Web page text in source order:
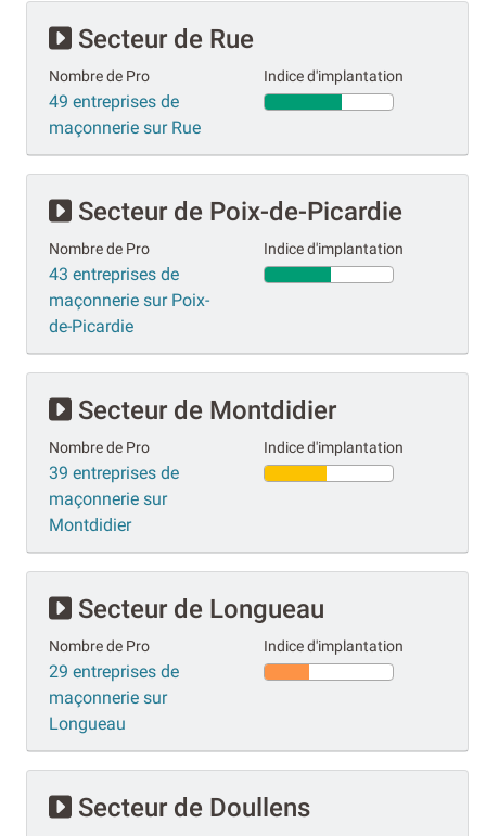
Secteur de Rue
Nombre de Pro
49 entreprises de
maçonnerie sur Rue
Indice d'implantation
Secteur de Poix-de-Picardie
Nombre de Pro
43 entreprises de
maçonnerie sur Poix-
de-Picardie
Indice d'implantation
Secteur de Montdidier
Nombre de Pro
39 entreprises de
maçonnerie sur
Montdidier
Indice d'implantation
Secteur de Longueau
Nombre de Pro
29 entreprises de
maçonnerie sur
Longueau
Indice d'implantation
Secteur de Doullens